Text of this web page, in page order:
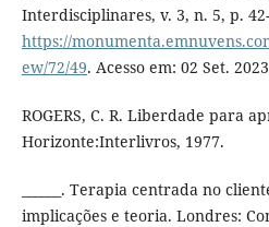
Interdisciplinares, v. 3, n. 5, p.
https://
ew/72/49. Acesso em: 02 Set.
ROGERS, C. R. Liberdade para
Horizonte:Interlivros, 1977.
______. Terapia centrada no
implicações e teoria. Londres: